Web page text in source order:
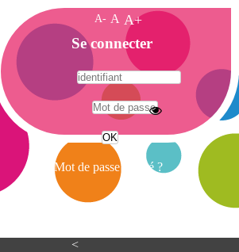
<
A- A A+
A
c
c
e
i
Se connecter
Mot de passe oublié ?
A
e